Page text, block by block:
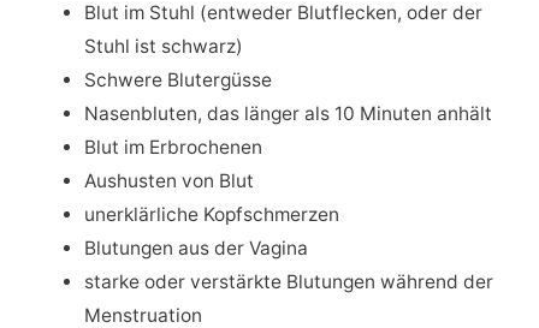
Blut im Stuhl (entweder Blutflecken, oder der
Stuhl ist schwarz)
Schwere Blutergüsse
Nasenbluten, das länger als 10 Minuten anhält
Blut im Erbrochenen
Aushusten von Blut
unerklärliche Kopfschmerzen
Blutungen aus der Vagina
starke oder verstärkte Blutungen während der
Menstruation